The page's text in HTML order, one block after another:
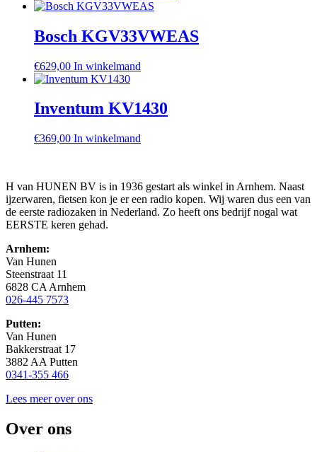
Bosch KGV33VWEAS
€629,00 In winkelmand
Inventum KV1430
€369,00 In winkelmand
H van HUNEN BV is in 1936 gestart als winkel in Arnhem. Naast
ijzerwaren, fietsen kon je er een radio kopen. Wij waren dus een van
de eerste radiozaken in Nederland. Zo heeft ons bedrijf nogal wat
EERSTE keren gehad.
Arnhem:
Van Hunen
Steenstraat 11
6828 CA Arnhem
026-445 7573
Putten:
Van Hunen
Bakkerstraat 17
3882 AA Putten
0341-355 466
Lees meer over ons
Over ons